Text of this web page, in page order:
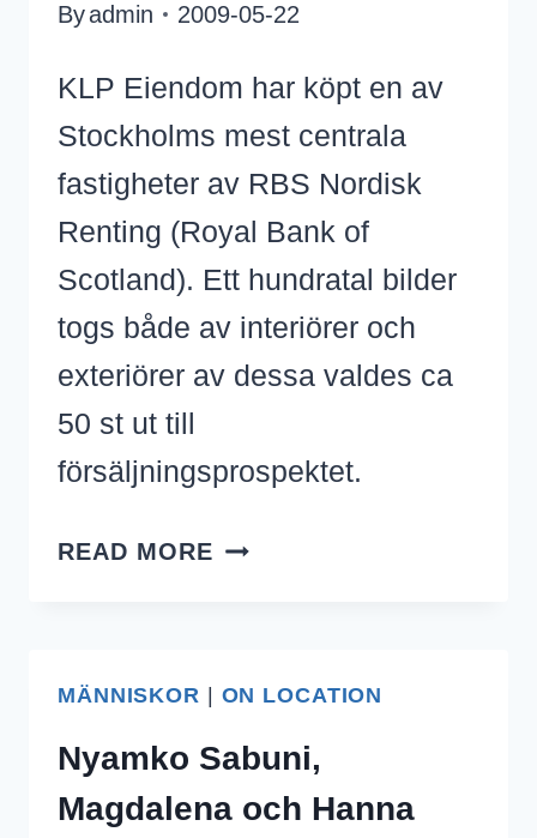
Byadmin 2009-05-22
KLP Eiendom har köpt en av
Stockholms mest centrala
fastigheter av RBS Nordisk
Renting (Royal Bank of
Scotland). Ett hundratal bilder
togs både av interiörer och
exteriörer av dessa valdes ca
50 st ut till
försäljningsprospektet.
READ MORE ROYAL
MÄNNISKOR ON LOCATION
Nyamko Sabuni,
Magdalena och Hanna